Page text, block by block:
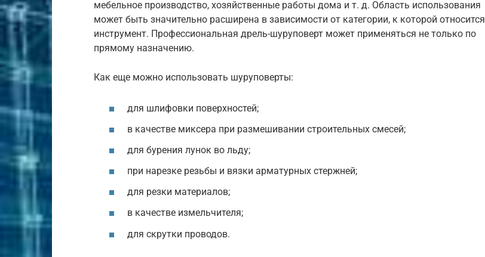
мебельное производство, хозяйственные работы дома и т. д. Область использования
может быть значительно расширена в зависимости от категории, к которой относится
инструмент. Профессиональная дрель-шуруповерт может применяться не только по
прямому назначению.
Как еще можно использовать шуруповерты:
для шлифовки поверхностей;
в качестве миксера при размешивании строительных смесей;
для бурения лунок во льду;
при нарезке резьбы и вязки арматурных стержней;
для резки материалов;
в качестве измельчителя;
для скрутки проводов.